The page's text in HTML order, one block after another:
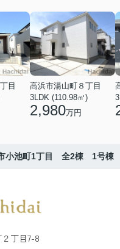
目
高浜市湯山町８丁目
3LDK (110.98㎡)
2,980万円
小池町1丁目 全2棟 1号棟
丁目7-8